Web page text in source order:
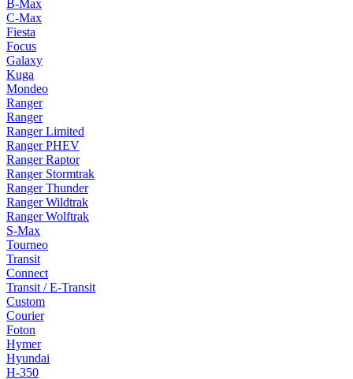
B-Max
C-Max
Fiesta
Focus
Galaxy
Kuga
Mondeo
Ranger
Ranger
Ranger Limited
Ranger PHEV
Ranger Raptor
Ranger Stormtrak
Ranger Thunder
Ranger Wildtrak
Ranger Wolftrak
S-Max
Tourneo
Transit
Connect
Transit / E-Transit
Custom
Courier
Foton
Hymer
Hyundai
H-350